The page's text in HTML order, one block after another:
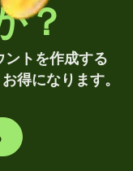
？
トを作成する
得になります。